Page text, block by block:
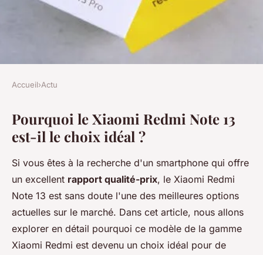
Pourquoi le xiaomi redmi note
13 est-il le choix idéal ?
Lana•8 janvier 2025•4 min de lecture
Accueil›Actu
Pourquoi le Xiaomi Redmi Note 13
est-il le choix idéal ?
Si vous êtes à la recherche d'un smartphone qui offre
un excellent rapport qualité-prix, le Xiaomi Redmi
Note 13 est sans doute l'une des meilleures options
actuelles sur le marché. Dans cet article, nous allons
explorer en détail pourquoi ce modèle de la gamme
Xiaomi Redmi est devenu un choix idéal pour de